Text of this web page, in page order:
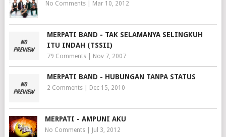
No Comments| Mar 10, 2012
MERPATI BAND - TAK SELAMANYA SELINGKUH
ITU INDAH (TSSII)
79 Comments| Nov 7, 2007
MERPATI BAND - HUBUNGAN TANPA STATUS
2 Comments| Dec 15, 2010
MERPATI - AMPUNI AKU
No Comments| Jul 3, 2012